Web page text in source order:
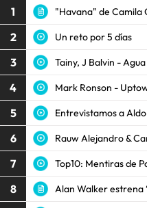
1 "Havana" de Camila
2 Un reto por 5 días
3 Tainy, J Balvin - Agua
4 Mark Ronson -
5 Entrevistamos a
6 Rauw Alejandro &
7 Top10: Mentiras de
8 Alan Walker estrena